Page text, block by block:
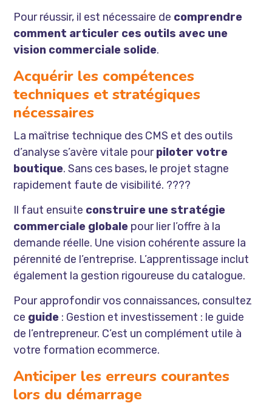
Pour réussir, il est nécessaire de comprendre
comment articuler ces outils avec une
vision commerciale solide.
Acquérir les compétences
techniques et stratégiques
nécessaires
La maîtrise technique des CMS et des outils
d’analyse s’avère vitale pourpiloter votre
boutique. Sans ces bases, le projet stagne
rapidement faute de visibilité. ????
Il faut ensuite construire une stratégie
commerciale globale pour lier l’offre à la
demande réelle. Une vision cohérente assure la
pérennité de l’entreprise. L’apprentissage inclut
également la gestion rigoureuse du catalogue.
Pour approfondir vos connaissances, consultez
ce guide : Gestion et investissement : le guide
de l’entrepreneur. C’est un complément utile à
votre formation ecommerce.
Anticiper les erreurs courantes
lors du démarrage